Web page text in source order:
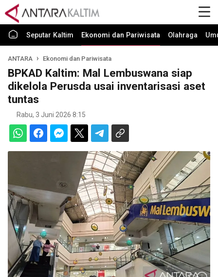
Seputar Kaltim Ekonomi dan Pariwisata Olahraga
ANTARA Ekonomi dan Pariwisata
BPKAD Kaltim: Mal Lembuswana siap
dikelola Perusda usai inventarisasi aset
tuntas
Rabu, 3 Juni 2026 8:15